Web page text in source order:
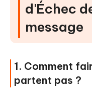
d'Échec
message
1. Comment
partent pas ?